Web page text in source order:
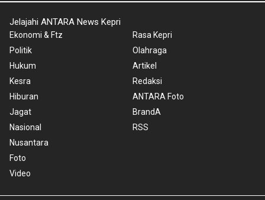
Jelajahi ANTARA News Kepri
Ekonomi & Ftz
Politik
Hukum
Kesra
Hiburan
Jagat
Nasional
Nusantara
Foto
Video
Rasa Kepri
Olahraga
Artikel
Redaksi
ANTARA Foto
BrandA
RSS